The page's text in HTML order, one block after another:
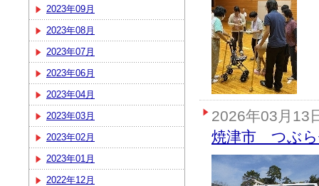
2023年09月
2023年08月
2023年07月
2023年06月
2023年04月
2023年03月
2023年02月
2023年01月
2022年12月
2026年03月13
焼津市 つぶら